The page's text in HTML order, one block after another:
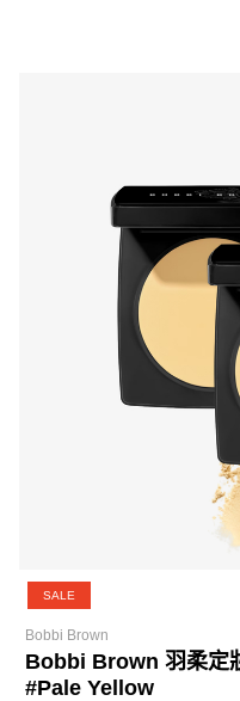
SALE
Bobbi Brown
Bobbi Brown 羽柔定
#Pale Yellow